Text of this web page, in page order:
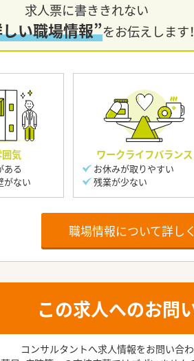
求人票に書ききれない
い職場情報”をお伝えします！
気
ある
がない
ワークライフバランス
お休みが取りやすい
残業が少ない
職場情報について詳し
この求人へのお問
コンサルタントへ求人情報をお問い合